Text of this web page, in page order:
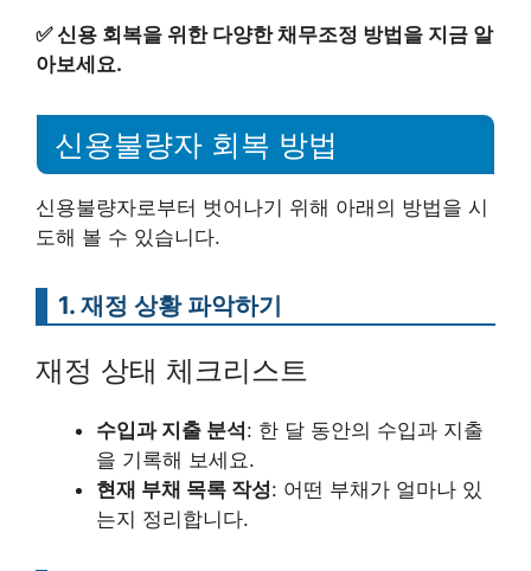
✅신용 회복을 위한 다양한 채무조정 방법을 지금 알
아보세요.
신용불량자 회복 방법
신용불량자로부터 벗어나기 위해 아래의 방법을 시
도해 볼 수 있습니다.
1. 재정 상황 파악하기
재정 상태 체크리스트
수입과 지출 분석: 한 달 동안의 수입과 지출
을 기록해 보세요.
현재 부채 목록 작성: 어떤 부채가 얼마나 있
는지 정리합니다.